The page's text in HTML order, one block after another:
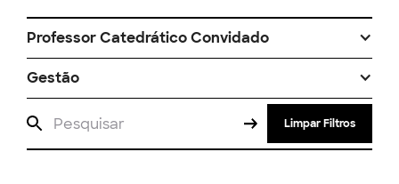
Professor Catedrático Convidado
Gestão
Limpar Filtros